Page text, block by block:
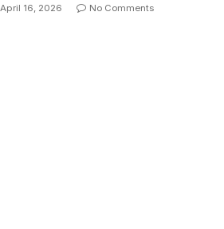
April 16, 2026 No Comments